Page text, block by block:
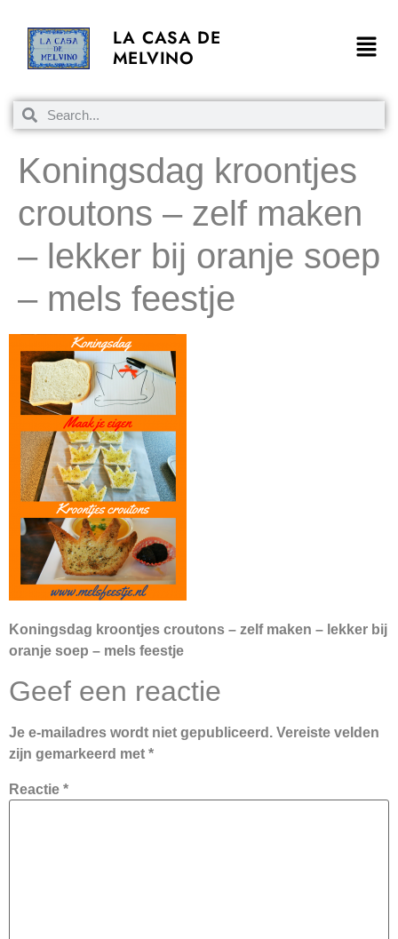
LA CASA DE
MELVINO
Koningsdag kroontjes
croutons – zelf maken
– lekker bij oranje soep
– mels feestje
Koningsdag kroontjes croutons – zelf maken – lekker bij
oranje soep – mels feestje
Geef een reactie
Je e-mailadres wordt niet gepubliceerd. Vereiste velden
zijn gemarkeerd met *
Reactie *